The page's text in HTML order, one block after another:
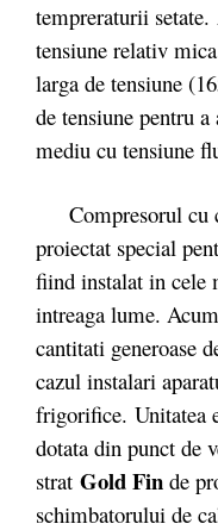
tempreraturii
tensiune relativ
larga de tensiune
de tensiune pentru
mediu cu tensiune
Compresorul cu
proiectat special
fiind instalat in cele
intreaga lume.
cantitati generoase
cazul instalari
frigorifice. Unitatea
dotata din punct de
strat Gold Fin de
schimbatorului de